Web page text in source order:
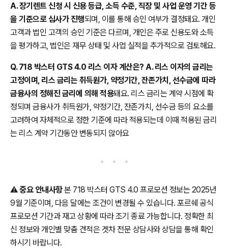
A. 장기렌트 신청 시 신용 등급, 소득 수준, 직장 및 사업 운영 기간 등
을 기준으로 심사가 진행되며, 이를 통해 승인 여부가 결정돼요. 개인
고객과 법인 고객의 승인 기준은 다르며, 개인은 주로 신용도와 소득
을 평가하고, 법인은 재무 상태 및 사업 실적을 추가적으로 검토해요.
Q. 718 박스터 GTS 4.0 리스 이자 계산은? A. 리스 이자의 금리는
고정이며, 리스 금리는 취득원가, 약정기간, 잔존가치, 선수금에 따라
금융사의 정해진 금리에 의해 적용돼요. 리스 금리는 계약 시점에 확
정되며 금융사가 취득원가, 약정기간, 잔존가치, 선수금 등의 요소를
고려하여 자체적으로 정한 기준에 따라 적용되는데 이때 적용된 금리
는 리스 계약 기간동안 변동되지 않아요
⚠️중요 안내사항본 718 박스터 GTS 4.0 프로모션 정보는 2025년
9월 기준이며, 다음 달에는 조건이 변경될 수 있습니다. 포르쉐 공식
프로모션 기간과 재고 상황에 따라 조기 종료 가능합니다. 정확한 최
신 정보와 개인별 맞춤 견적은 겟차 전문 상담사와 상담을 통해 확인
하시기 바랍니다.